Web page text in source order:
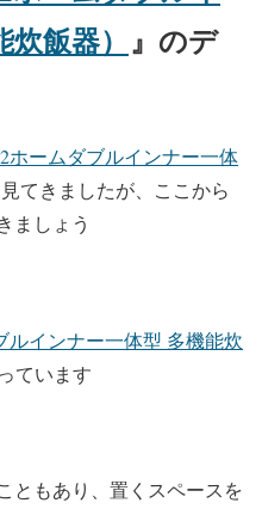
飯器） 』のデ
ホームダブルインナー一体
てきましたが、ここから
ましょう
ルインナー一体型 多機能炊
ています
ともあり、置くスペースを